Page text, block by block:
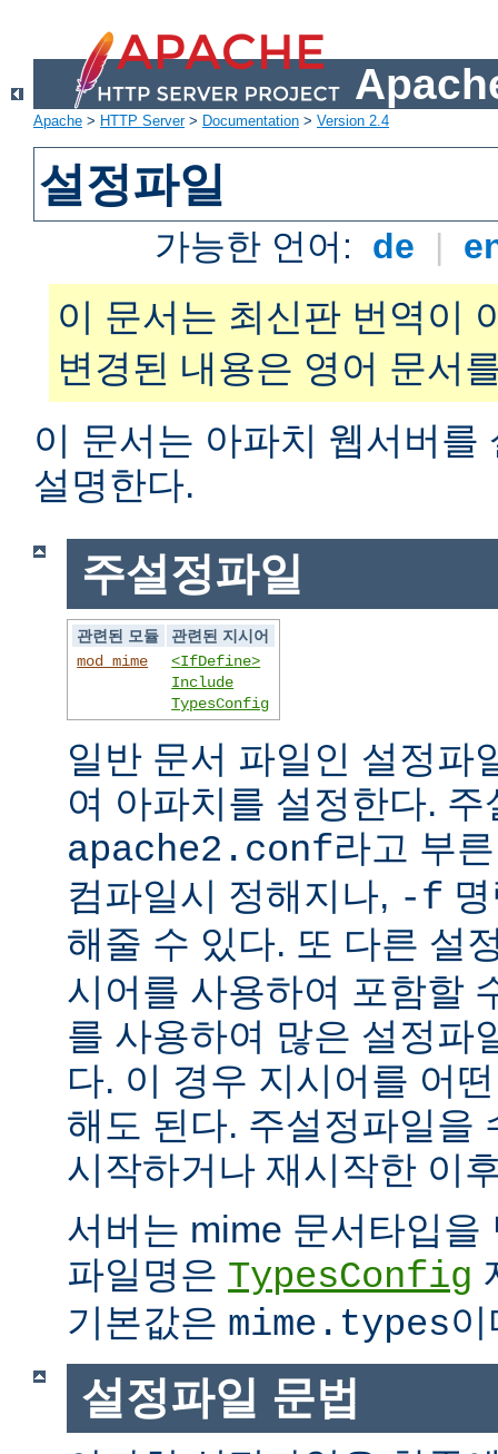
Apache > HTTP Server> Documentation > Version 2.4
설정파일
가능한 언어: de |
이 문서는 최신판 번역이
변경된 내용은 영어 문서
이 문서는 아파치 웹서버를
설명한다.
주설정파일
관련된 모듈
관련된 지시어
mod_mime
<IfDefine>
Include
TypesConfig
일반 문서 파일인 설정파
여 아파치를 설정한다.
apache2.conf라고 부
컴파일시 정해지나, -f
해줄 수 있다. 또 다른 설
시어를 사용하여 포함할
를 사용하여 많은 설정파
다. 이 경우 지시어를 어
해도 된다. 주설정파일을
시작하거나 재시작한 이
서버는 mime 문서타입을
파일명은 TypesConfig
기본값은 mime.types이
설정파일 문법